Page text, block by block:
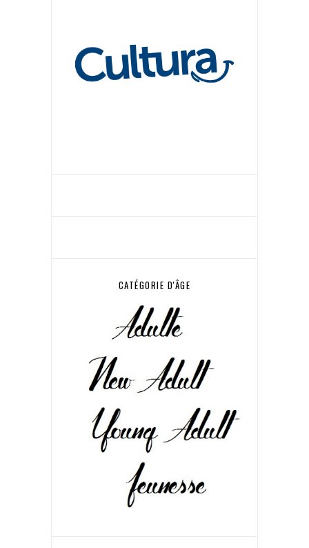
CATÉGORIE D'ÂGE